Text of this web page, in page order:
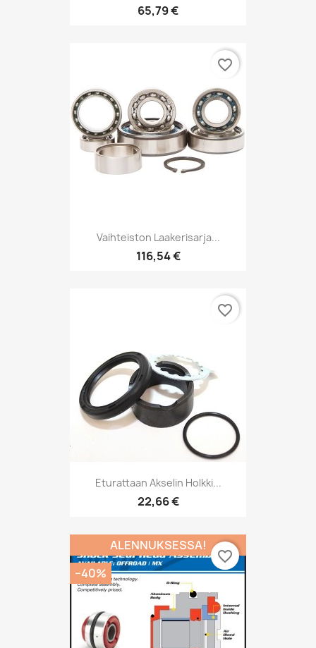
65,79 €
Vaihteiston Laakerisarja...
116,54 €
favorite_border
Eturattaan Akselin Holkki...
22,66 €
favorite_border
ALENNUKSESSA!
−40%
favorite_border